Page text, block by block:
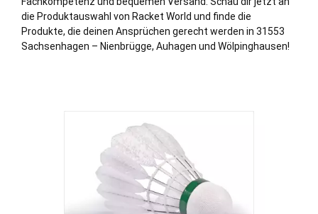
die Produktauswahl von Racket World und finde die
Produkte, die deinen Ansprüchen gerecht werden in 31553
Sachsenhagen – Nienbrügge, Auhagen und Wölpinghausen!